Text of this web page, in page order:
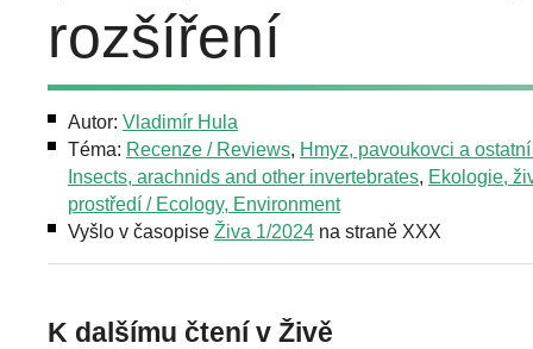
rozšíření
Autor: Vladimír Hula
Téma: Recenze / Reviews, Hmyz, pavoukovci a
Insects, arachnids and other invertebrates, Ekologie,
prostředí / Ecology, Environment
Vyšlo v časopise Živa 1/2024 na straně XXX
K dalšímu čtení v Živě